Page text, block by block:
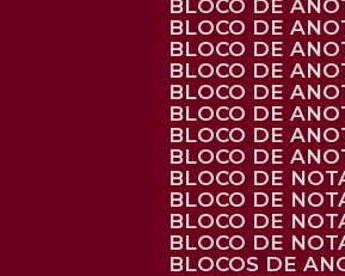
BLOCO DE
BLOCO DE
BLOCO DE
BLOCO DE
BLOCO DE
BLOCO DE
BLOCO DE
BLOCO DE
BLOCO DE
BLOCO DE
BLOCO DE
BLOCO DE
BLOCOS DE